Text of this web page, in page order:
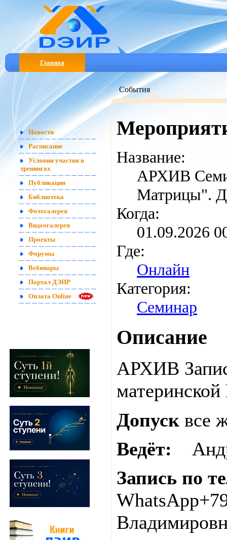
Главная
Новости
Расписание
Условия участия в
тренингах
Публикации
Библиотека
Фотогалерея
Видеогалерея
Проекты
Форумы
Вебинары
Портал ДЭИР
Оплата Online
События
Название:
АРХИВ
Матрицы".
Когда:
01.09.2026
Где:
Онлайн
Категория:
Семинар
Описание
АРХИВ
Допуск все
Ведёт:
Запись по